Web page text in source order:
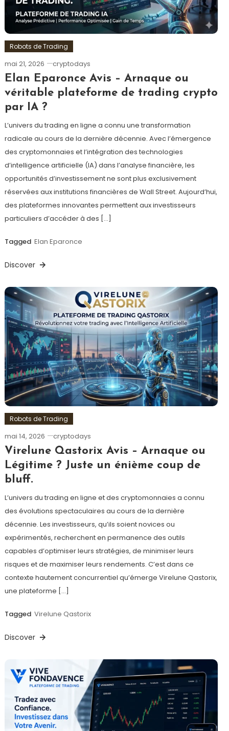
Robots de Trading
mai 21, 2026 cryptodays
Elan Eparonce Avis – Arnaque ou
véritable plateforme de trading crypto
par IA ?
L’univers du trading en ligne a connu une transformation
radicale au cours de la dernière décennie. Avec l’émergence
des cryptomonnaies et l’intégration des technologies
d’intelligence artificielle (IA) dans l’analyse financière, les
opportunités d’investissement ne sont plus exclusivement
réservées aux institutions financières de Wall Street. Aujourd’hui,
des plateformes innovantes permettent aux investisseurs
particuliers d’accéder à des […]
Tagged Elan Eparonce
Discover
Robots de Trading
mai 14, 2026 cryptodays
Virelune Qastorix Avis – Arnaque ou
Légitime ? Juste un énième coup de
bluff.
L’univers du trading en ligne et des cryptomonnaies a connu
des évolutions spectaculaires au cours de la dernière
décennie. Les investisseurs, qu’ils soient novices ou
expérimentés, recherchent en permanence des outils
capables d’optimiser leurs stratégies, de minimiser leurs
risques et de maximiser leurs rendements. C’est dans ce
contexte hautement concurrentiel qu’émerge Virelune Qastorix,
une plateforme […]
Tagged Virelune Qastorix
Discover